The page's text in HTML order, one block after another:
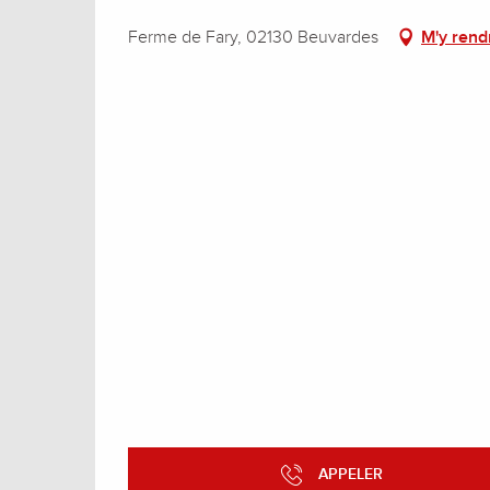
Ferme de Fary, 02130 Beuvardes M'y
APPELER